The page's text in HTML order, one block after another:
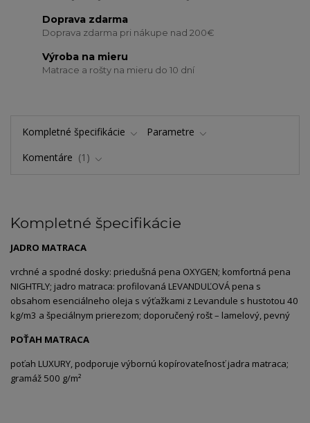
Doprava zdarma
Doprava zdarma pri nákupe nad 200€
Výroba na mieru
Matrace a rošty na mieru do 10 dní
Kompletné špecifikácie
Parametre
Komentáre
1
Kompletné špecifikácie
JADRO MATRACA
vrchné a spodné dosky: priedušná pena OXYGEN; komfortná pena
NIGHTFLY; jadro matraca: profilovaná LEVANDUĽOVÁ pena s
obsahom esenciálneho oleja s výťažkami z Levandule s hustotou 40
kg/m3 a špeciálnym prierezom; doporučený rošt – lamelový, pevný
POŤAH MATRACA
poťah LUXURY, podporuje výbornú kopírovateľnosť jadra matraca;
gramáž 500 g/m²